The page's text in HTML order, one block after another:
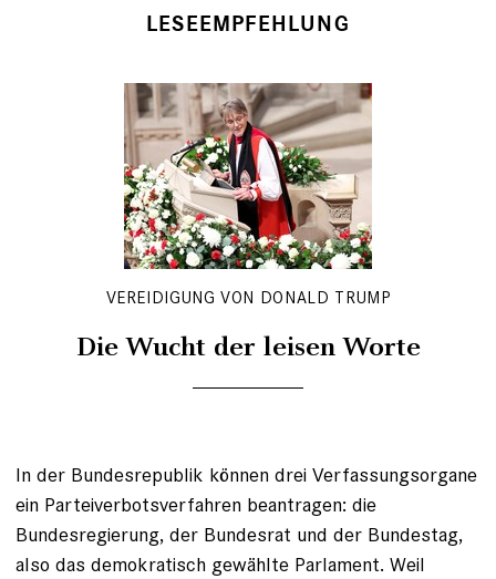
LESEEMPFEHLUNG
VEREIDIGUNG VON DONALD TRUMP
Die Wucht der leisen Worte
In der Bundesrepublik können drei Verfassungsorgane
ein Parteiverbotsverfahren beantragen: die
Bundesregierung, der Bundesrat und der Bundestag,
also das demokratisch gewählte Parlament. Weil